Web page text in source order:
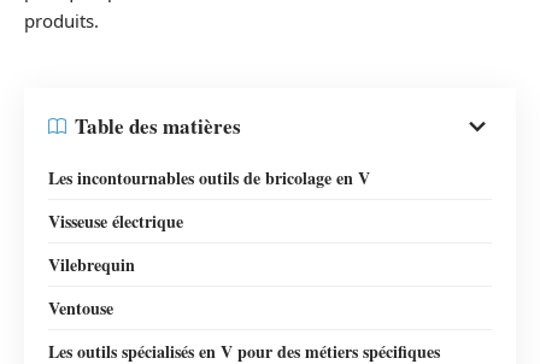
produits.
Table des matières
Les incontournables outils de bricolage en V
Visseuse électrique
Vilebrequin
Ventouse
Les outils spécialisés en V pour des métiers spécifiques